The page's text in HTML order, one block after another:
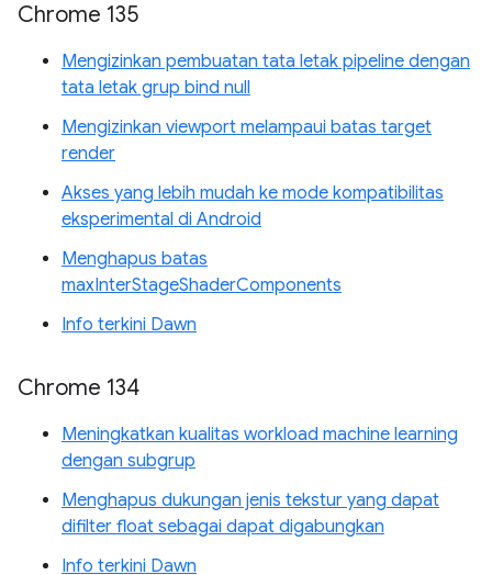
Chrome 135
Mengizinkan pembuatan tata letak pipeline dengan
tata letak grup bind null
Mengizinkan viewport melampaui batas target
render
Akses yang lebih mudah ke mode kompatibilitas
eksperimental di Android
Menghapus batas
maxInterStageShaderComponents
Info terkini Dawn
Chrome 134
Meningkatkan kualitas workload machine learning
dengan subgrup
Menghapus dukungan jenis tekstur yang dapat
difilter float sebagai dapat digabungkan
Info terkini Dawn